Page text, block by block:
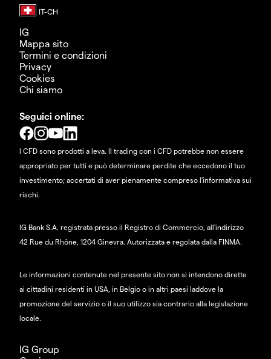
IG
Mappa sito
Termini e condizioni
Privacy
Cookies
Chi siamo
Seguici online:
I CFD sono prodotti a leva. Il trading con i CFD potrebbe non essere
appropriato per tutti e può determinare perdite che eccedono il tuo
investimento; accertati di aver pienamente compreso l'informativa sui
rischi.
IG Bank S.A. registrata presso il Registro di Commercio, all'indirizzo
42 Rue du Rhône, 1204 Ginevra. Autorizzata e regolata dalla FINMA.
Le informazioni contenute nel presente sito non si intendono dirette
ai cittadini residenti in USA, in Belgio o in altri paesi laddove la
promozione del servizio o il suo utilizzo sia contrario alla legislazione
locale.
IG Group